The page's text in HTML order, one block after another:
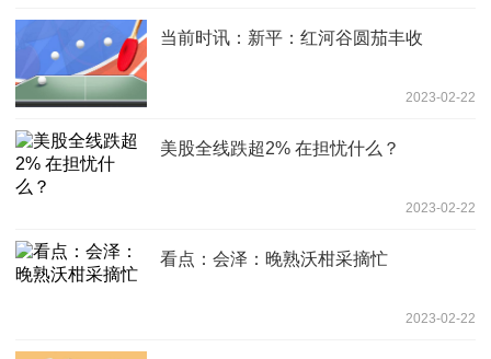
当前时讯：新平：红河谷圆茄丰收
2023-02-22
美股全线跌超2% 在担忧什么？
2023-02-22
看点：会泽：晚熟沃柑采摘忙
2023-02-22